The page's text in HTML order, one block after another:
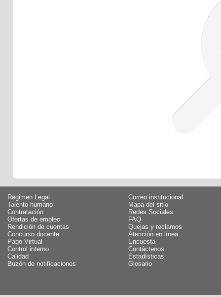
Régimen Legal
Talento humano
Contratación
Ofertas de empleo
Rendición de cuentas
Concurso docente
Pago Virtual
Control interno
Calidad
Buzón de notificaciones
Correo institucional
Mapa del sitio
Redes Sociales
FAQ
Quejas y reclamos
Atención en línea
Encuesta
Contáctenos
Estadísticas
Glosario